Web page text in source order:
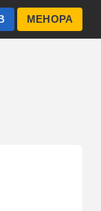
МЕНОРА